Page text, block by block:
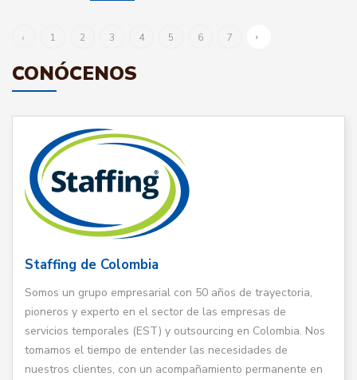
‹ 1 2 3 4 5 6 7 ›
CONÓCENOS
Staffing de Colombia
Somos un grupo empresarial con 50 años de trayectoria,
pioneros y experto en el sector de las empresas de
servicios temporales (EST) y outsourcing en Colombia. Nos
tomamos el tiempo de entender las necesidades de
nuestros clientes, con un acompañamiento permanente en